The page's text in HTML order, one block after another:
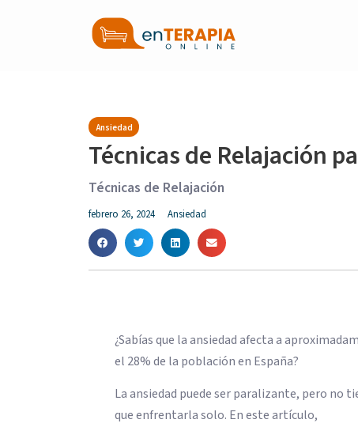
Ansiedad
Técnicas de Relajación
Técnicas de Relajación
febrero 26, 2024 Ansiedad
¿Sabías que la ansiedad afecta a
el 28% de la población en España?
La ansiedad puede ser paralizante, pero no
que enfrentarla solo. En este artículo,